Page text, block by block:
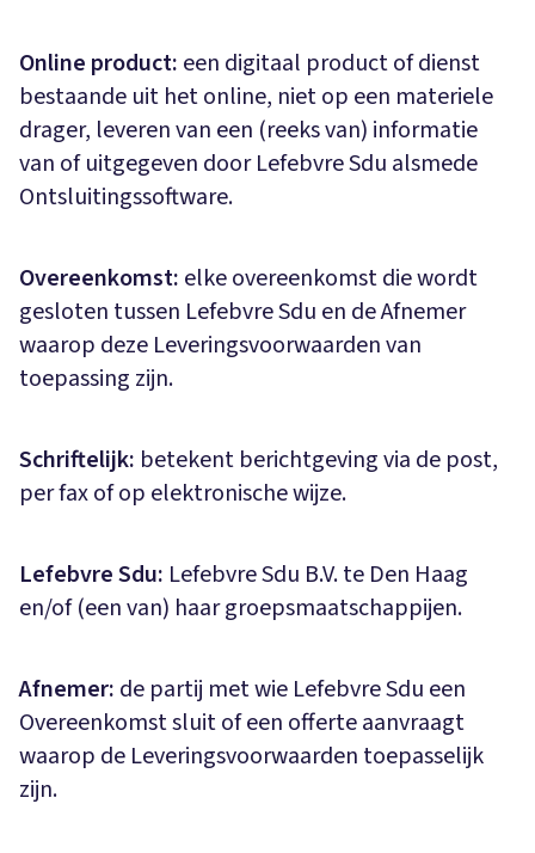
Online product: een digitaal product of dienst
bestaande uit het online, niet op een materiele
drager, leveren van een (reeks van) informatie
van of uitgegeven door Lefebvre Sdu alsmede
Ontsluitingssoftware.
Overeenkomst: elke overeenkomst die wordt
gesloten tussen Lefebvre Sdu en de Afnemer
waarop deze Leveringsvoorwaarden van
toepassing zijn.
Schriftelijk: betekent berichtgeving via de post,
per fax of op elektronische wijze.
Lefebvre Sdu: Lefebvre Sdu B.V. te Den Haag
en/of (een van) haar groepsmaatschappijen.
Afnemer: de partij met wie Lefebvre Sdu een
Overeenkomst sluit of een offerte aanvraagt
waarop de Leveringsvoorwaarden toepasselijk
zijn.